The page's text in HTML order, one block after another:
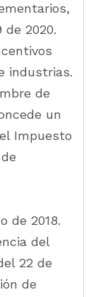
de 2020.
industrias.
de
un
Impuesto
de 2018.
del
22 de
de